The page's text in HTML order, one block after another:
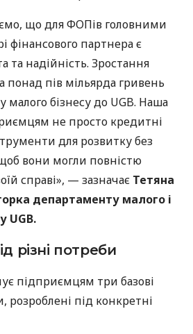
що для ФОПів головними
фінансового партнера є
та надійність. Зростання
понад пів мільярда гривень
малого бізнесу до UGB. Наша
не просто кредитні
для розвитку без
вони могли повністю
справі», — зазначає Тетяна
департаменту малого і
UGB.
різні потреби
підприємцям три базові
розроблені під конкретні